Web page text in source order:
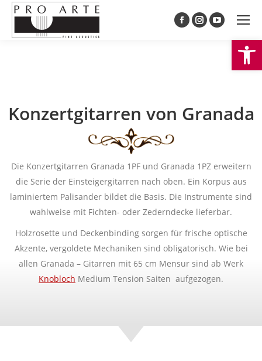
FacebookInstagram
YouTube
page
Konzertgitarren von Granada
Die Konzertgitarren Granada 1PF und Granada 1PZ erweitern
die Serie der Einsteigergitarren nach oben. Ein Korpus aus
laminiertem Palisander bildet die Basis. Die Instrumente sind
wahlweise mit Fichten- oder Zederndecke lieferbar.
Holzrosette und Deckenbinding sorgen für frische optische
Akzente, vergoldete Mechaniken sind obligatorisch. Wie bei
allen Granada – Gitarren mit 65 cm Mensur sind ab Werk
Knobloch Medium Tension Saiten aufgezogen.